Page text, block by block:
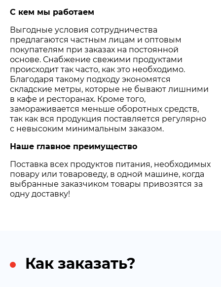
С кем мы работаем
Выгодные условия сотрудничества
предлагаются частным лицам и оптовым
покупателям при заказах на постоянной
основе. Снабжение свежими продуктами
происходит так часто, как это необходимо.
Благодаря такому подходу экономятся
складские метры, которые не бывают лишними
в кафе и ресторанах. Кроме того,
замораживается меньше оборотных средств,
так как вся продукция поставляется регулярно
с невысоким минимальным заказом.
Наше главное преимущество
Поставка всех продуктов питания, необходимых
повару или товароведу, в одной машине, когда
выбранные заказчиком товары привозятся за
одну доставку!
Как заказать?